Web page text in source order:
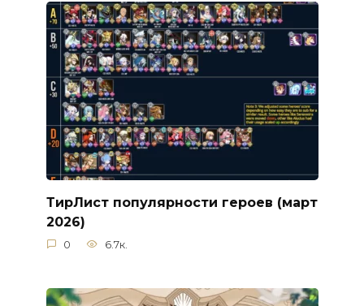
ТирЛист популярности героев (март
2026)
0 6.7к.